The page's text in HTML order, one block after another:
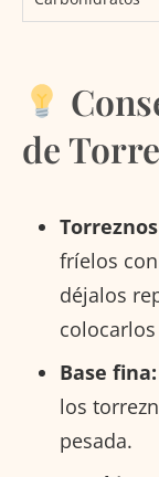
de
fríelos
déjalos
Base fina:
los
pesada.